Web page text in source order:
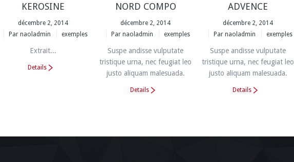
KEROSINE
décembre 2, 2014
Par naoladmin exemples
Extrait...
Details
NORD COMPO
décembre 2, 2014
Par naoladmin exemples
Suspe andisse vulputate
tristique urna, nec feugiat leo
justo aliquam malesuada.
Details
ADVENCE
décembre 2, 2014
Par naoladmin exemples
Suspe andisse vulputate
tristique urna, nec feugiat leo
justo aliquam malesuada.
Details